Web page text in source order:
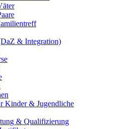
& Integration)
Kinder & Jugendliche
& Qualifizierung